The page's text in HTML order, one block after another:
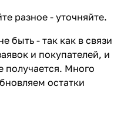
разное - уточняйте.
быть - так как в связи
и покупателей, и
получается. Много
остатки